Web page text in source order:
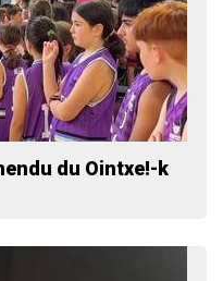
du Ointxe!-k